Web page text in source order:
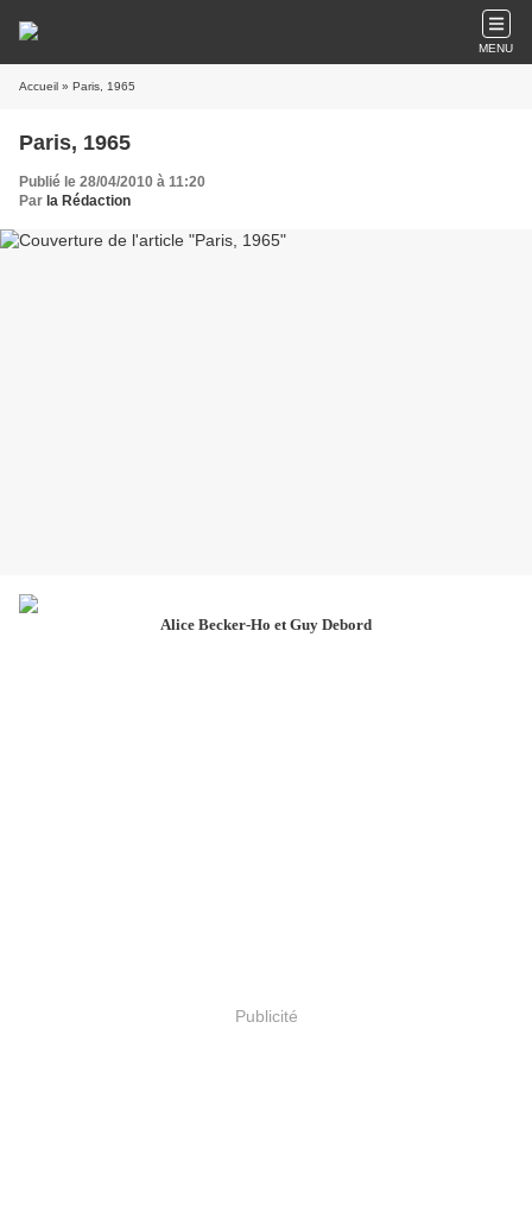
MENU
Accueil » Paris, 1965
Paris, 1965
Publié le 28/04/2010 à 11:20
Par la Rédaction
Alice Becker-Ho et Guy Debord
Publicité